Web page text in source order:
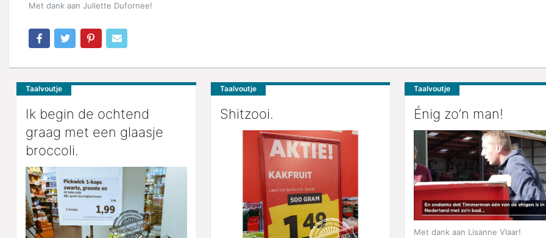
Met dank aan Juliette Dufornee!
Taalvoutje
Ik begin de ochtend
graag met een glaasje
broccoli.
Taalvoutje
Shitzooi.
Taalvoutje
Énig zo’n man!
Met dank aan Lisanne Vlaar!